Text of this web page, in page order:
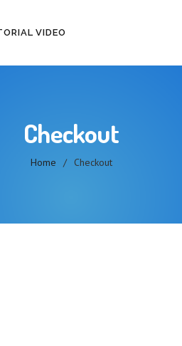
VIDEO
Checkout
Home / Checkout